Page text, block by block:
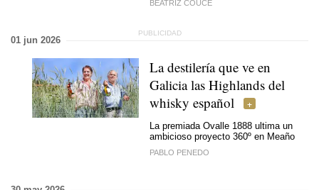
BEATRIZ COUCE
01 jun 2026
La destilería que ve en
Galicia las Highlands del
whisky español
La premiada Ovalle 1888 ultima un
ambicioso proyecto 360º en Meaño
PABLO PENEDO